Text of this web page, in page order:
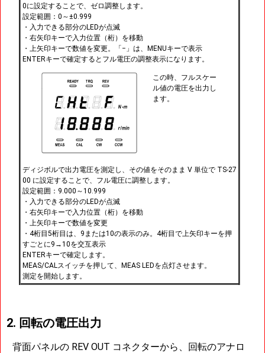
0に設定することで、ゼロ調整します。
設定範囲：0～±0.999
・入力できる部分のLEDが点滅
・右矢印キーで入力位置（桁）を移動
・上矢印キーで数値を変更。「−」は、MENUキーで表示
ENTERキーで確定するとフル電圧の調整表示になります。
この時、フルスケー
ル値の電圧を出力し
ます。
ディジボルで出力電圧を測定し、その値をそのまま V 単位で TS-27
00 に設定することで、フル電圧に調整します。
設定範囲：9.000～10.999
・入力できる部分のLEDが点滅
・右矢印キーで入力位置（桁）を移動
・上矢印キーで数値を変更
・4桁目5桁目は、9または10の表示のみ。4桁目で上矢印キーを押
すごとに9→10を交互表示
ENTERキーで確定します。
MEAS/CALスイッチを押して、MEAS LEDを点灯させます。
測定を開始します。
2. 回転の電圧出力
背面パネルの REV OUT コネクターから、回転のアナロ